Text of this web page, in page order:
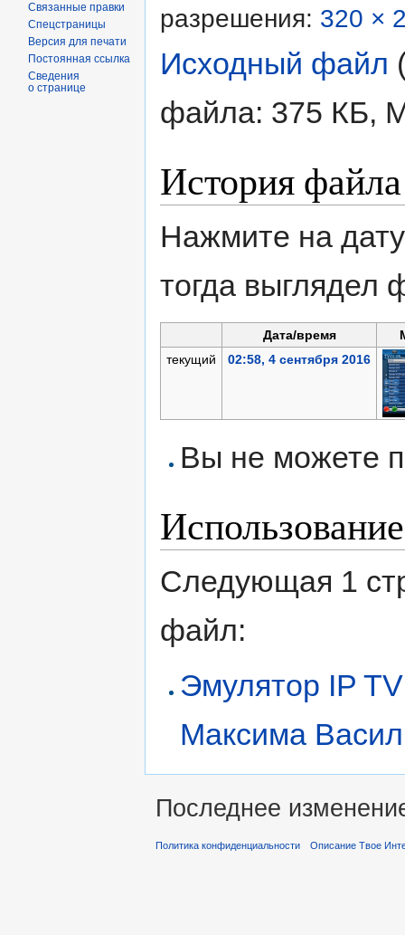
разрешения: 320 ×
Исходный файл
файла: 375 КБ,
История файла
Нажмите на
тогда выглядел
Дата/время
текущий
02:58, 4 сентября 2016
Вы не можете
Следующая 1
файл:
Эмулятор IP
Максима
Связанные правки
Спецстраницы
Версия для печати
Постоянная ссылка
Сведения
о странице
Последнее
Политика конфиденциальности Описание Твое